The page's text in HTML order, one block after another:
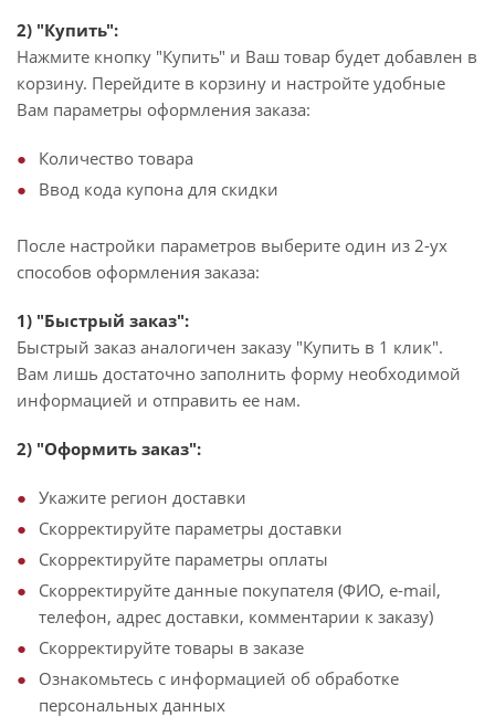
2) "Купить":
Нажмите кнопку "Купить" и Ваш товар будет добавлен в
корзину. Перейдите в корзину и настройте удобные
Вам параметры оформления заказа:
Количество товара
Ввод кода купона для скидки
После настройки параметров выберите один из 2-ух
способов оформления заказа:
1) "Быстрый заказ":
Быстрый заказ аналогичен заказу "Купить в 1 клик".
Вам лишь достаточно заполнить форму необходимой
информацией и отправить ее нам.
2) "Оформить заказ":
Укажите регион доставки
Скорректируйте параметры доставки
Скорректируйте параметры оплаты
Скорректируйте данные покупателя (ФИО, e-mail,
телефон, адрес доставки, комментарии к заказу)
Скорректируйте товары в заказе
Ознакомьтесь с информацией об обработке
персональных данных